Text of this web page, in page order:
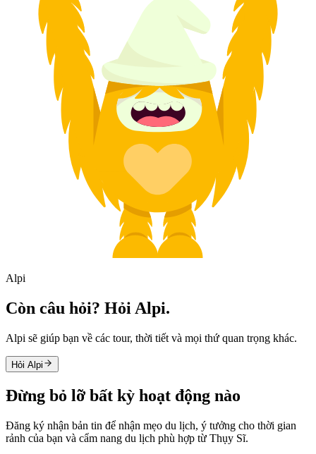
Alpi
Còn câu hỏi? Hỏi Alpi.
Alpi sẽ giúp bạn về các tour, thời tiết và mọi thứ quan trọng khác.
Hỏi Alpi
Đừng bỏ lỡ bất kỳ hoạt động nào
Đăng ký nhận bản tin để nhận mẹo du lịch, ý tưởng cho thời gian
rảnh của bạn và cẩm nang du lịch phù hợp từ Thụy Sĩ.